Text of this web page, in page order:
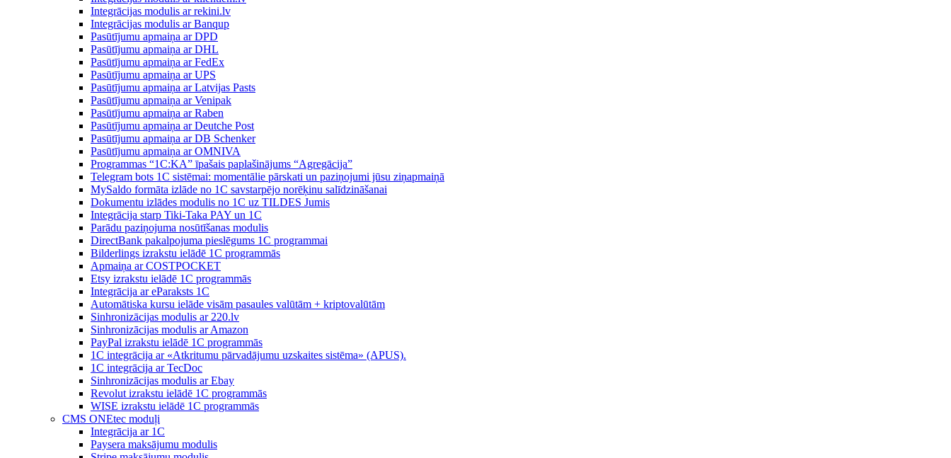
Integrācijas modulis ar rekini.lv
Integrācijas modulis ar Banqup
Pasūtījumu apmaiņa ar DPD
Pasūtījumu apmaiņa ar DHL
Pasūtījumu apmaiņa ar FedEx
Pasūtījumu apmaiņa ar UPS
Pasūtījumu apmaiņa ar Latvijas Pasts
Pasūtījumu apmaiņa ar Venipak
Pasūtījumu apmaiņa ar Raben
Pasūtījumu apmaiņa ar Deutche Post
Pasūtījumu apmaiņa ar DB Schenker
Pasūtījumu apmaiņa ar OMNIVA
Programmas “1C:KA” īpašais paplašinājums “Agregācija”
Telegram bots 1C sistēmai: momentālie pārskati un paziņojumi jūsu ziņapmaiņā
MySaldo formāta izlāde no 1C savstarpējo norēķinu salīdzināšanai
Dokumentu izlādes modulis no 1C uz TILDES Jumis
Integrācija starp Tiki-Taka PAY un 1C
Parādu paziņojuma nosūtīšanas modulis
DirectBank pakalpojuma pieslēgums 1C programmai
Bilderlings izrakstu ielādē 1C programmās
Apmaiņa ar COSTPOCKET
Etsy izrakstu ielādē 1C programmās
Integrācija ar eParaksts 1C
Automātiska kursu ielāde visām pasaules valūtām + kriptovalūtām
Sinhronizācijas modulis ar 220.lv
Sinhronizācijas modulis ar Amazon
PayPal izrakstu ielādē 1C programmās
1C integrācija ar «Atkritumu pārvadājumu uzskaites sistēma» (APUS).
1C integrācija ar TecDoc
Sinhronizācijas modulis ar Ebay
Revolut izrakstu ielādē 1C programmās
WISE izrakstu ielādē 1C programmās
CMS ONEtec moduļi
Integrācija ar 1C
Paysera maksājumu modulis